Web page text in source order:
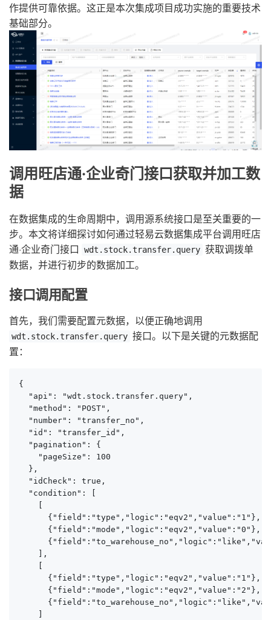
作提供可靠依据。这正是本次集成项目成功实施的重要技术
基础部分。
调用旺店通·企业奇门接口获取并加工数
据
在数据集成的生命周期中，调用源系统接口是至关重要的一
步。本文将详细探讨如何通过轻易云数据集成平台调用旺店
通·企业奇门接口
wdt.stock.transfer.query 获取调拨单
数据，并进行初步的数据加工。
接口调用配置
首先，我们需要配置元数据，以便正确地调用
wdt.stock.transfer.query 接口。以下是关键的元数据配
置：
{
  "api": "wdt.stock.transfer.query",
  "method": "POST",
  "number": "transfer_no",
  "id": "transfer_id",
  "pagination": {
    "pageSize": 100
  },
  "idCheck": true,
  "condition": [
      {"field":"type","logic":"eqv2","value":"1"},
      {"field":"mode","logic":"eqv2","value":"0"},
    ],
      {"field":"type","logic":"eqv2","value":"1"},
      {"field":"mode","logic":"eqv2","value":"2"},